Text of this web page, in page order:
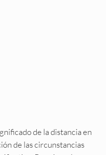
de la distancia en
de las circunstancias